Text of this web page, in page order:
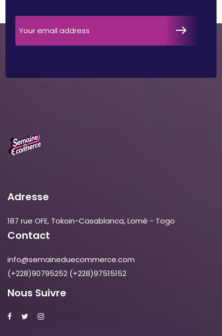
Adresse
187 rue OFE, Tokoin-Casablanca, Lomé - Togo
Contact
info@semaineduecommerce.com
(+228)90795252 (+228)97515152
Nous Suivre